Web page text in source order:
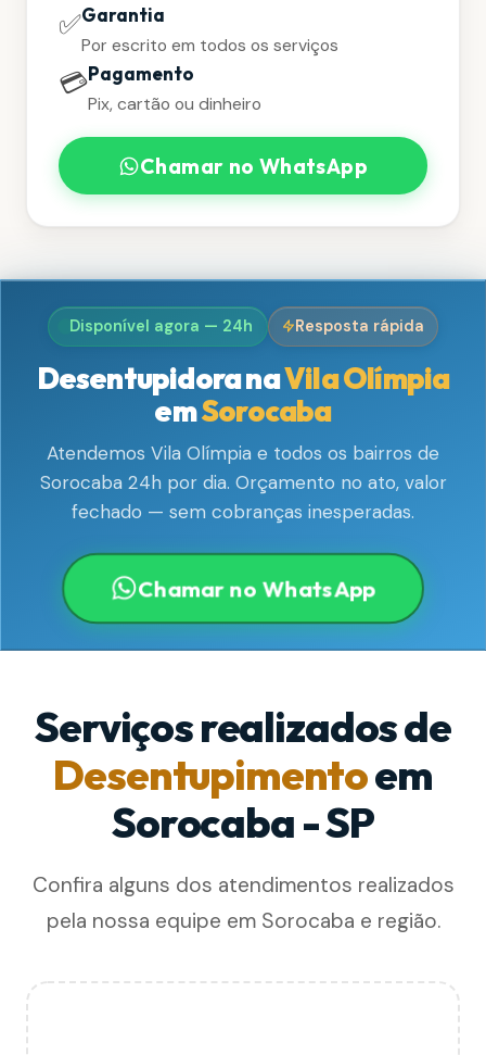
✅Garantia
Por escrito em todos os serviços
💳Pagamento
Pix, cartão ou dinheiro
Chamar no WhatsApp
Disponível agora — 24h Resposta rápida
Desentupidora naVila Olímpia
emSorocaba
Atendemos Vila Olímpia e todos os bairros de
Sorocaba 24h por dia. Orçamento no ato, valor
fechado — sem cobranças inesperadas.
Chamar no WhatsApp
Serviços realizados de
Desentupimentoem
Sorocaba - SP
Confira alguns dos atendimentos realizados
pela nossa equipe em Sorocaba e região.